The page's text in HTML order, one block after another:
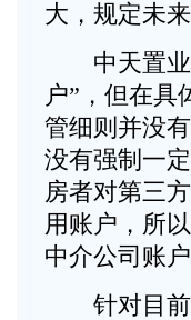
大，规定未
中天置业
户”，但在具
管细则并没
没有强制一
房者对第三
用账户，所
中介公司账
针对目前